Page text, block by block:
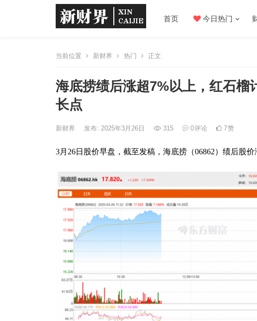
首页 今日热门
当前位置 新财界 热门 正文
海底捞绩后涨超7%以上，红石榴
长点
新财界 发布: 2025年3月26日 315 0评论 7赞
3月26日股价早盘，截至发稿，海底捞（06862）绩后股价